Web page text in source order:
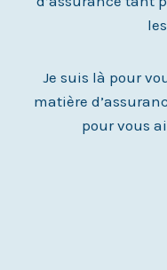
Je suis là pour
matière
pour vous